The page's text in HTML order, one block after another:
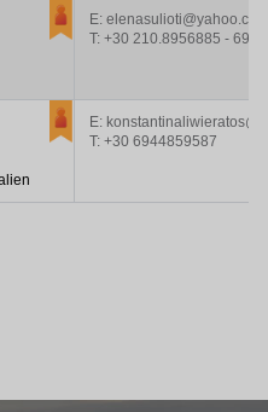
E: elenasulioti@yahoo.com
T: +30 210.8956885 -
E:
T: +30 6944859587